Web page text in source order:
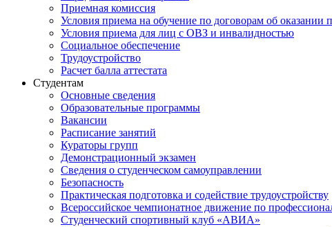
Приемная комиссия
Условия приема на обучение по договорам об оказании
Условия приема для лиц с ОВЗ и инвалидностью
Социальное обеспечение
Трудоустройство
Расчет балла аттестата
Студентам
Основные сведения
Образовательные программы
Вакансии
Расписание занятий
Кураторы групп
Демонстрационный экзамен
Сведения о студенческом самоуправлении
Безопасность
Практическая подготовка и содействие трудоустройству
Всероссийское чемпионатное движение по
Студенческий спортивный клуб «АВИА»